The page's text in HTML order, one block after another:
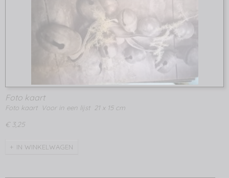
Foto kaart
Foto kaart Voor in een lijst 21 x 15 cm
€ 3,25
IN WINKELWAGEN